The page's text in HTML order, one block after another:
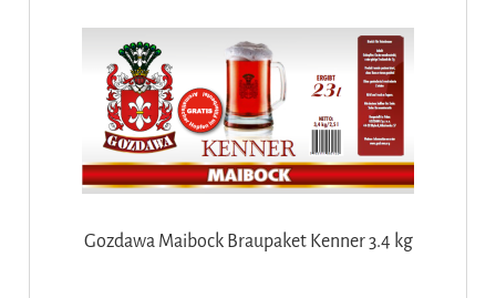
Gozdawa Maibock Braupaket Kenner 3.4 kg